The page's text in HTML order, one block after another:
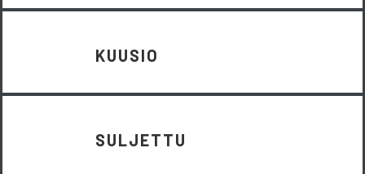
KUUSIO
SULJETTU